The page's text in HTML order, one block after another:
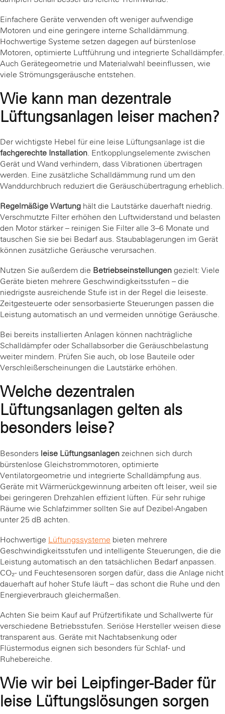
Einfachere Geräte verwenden oft weniger aufwendige
Motoren und eine geringere interne Schalldämmung.
Hochwertige Systeme setzen dagegen auf bürstenlose
Motoren, optimierte Luftführung und integrierte Schalldämpfer.
Auch Gerätegeometrie und Materialwahl beeinflussen, wie
viele Strömungsgeräusche entstehen.
Wie kann man dezentrale
Lüftungsanlagen leiser machen?
Der wichtigste Hebel für eine leise Lüftungsanlage ist die
fachgerechte Installation. Entkopplungselemente zwischen
Gerät und Wand verhindern, dass Vibrationen übertragen
werden. Eine zusätzliche Schalldämmung rund um den
Wanddurchbruch reduziert die Geräuschübertragung erheblich.
Regelmäßige Wartung hält die Lautstärke dauerhaft niedrig.
Verschmutzte Filter erhöhen den Luftwiderstand und belasten
den Motor stärker – reinigen Sie Filter alle 3–6 Monate und
tauschen Sie sie bei Bedarf aus. Staubablagerungen im Gerät
können zusätzliche Geräusche verursachen.
Nutzen Sie außerdem die Betriebseinstellungen gezielt: Viele
Geräte bieten mehrere Geschwindigkeitsstufen – die
niedrigste ausreichende Stufe ist in der Regel die leiseste.
Zeitgesteuerte oder sensorbasierte Steuerungen passen die
Leistung automatisch an und vermeiden unnötige Geräusche.
Bei bereits installierten Anlagen können nachträgliche
Schalldämpfer oder Schallabsorber die Geräuschbelastung
weiter mindern. Prüfen Sie auch, ob lose Bauteile oder
Verschleißerscheinungen die Lautstärke erhöhen.
Welche dezentralen
Lüftungsanlagen gelten als
besonders leise?
Besonders leise Lüftungsanlagen zeichnen sich durch
bürstenlose Gleichstrommotoren, optimierte
Ventilatorgeometrie und integrierte Schalldämpfung aus.
Geräte mit Wärmerückgewinnung arbeiten oft leiser, weil sie
bei geringeren Drehzahlen effizient lüften. Für sehr ruhige
Räume wie Schlafzimmer sollten Sie auf Dezibel-Angaben
unter 25 dB achten.
Hochwertige Lüftungssysteme bieten mehrere
Geschwindigkeitsstufen und intelligente Steuerungen, die die
Leistung automatisch an den tatsächlichen Bedarf anpassen.
CO₂- und Feuchtesensoren sorgen dafür, dass die Anlage nicht
dauerhaft auf hoher Stufe läuft – das schont die Ruhe und den
Energieverbrauch gleichermaßen.
Achten Sie beim Kauf auf Prüfzertifikate und Schallwerte für
verschiedene Betriebsstufen. Seriöse Hersteller weisen diese
transparent aus. Geräte mit Nachtabsenkung oder
Flüstermodus eignen sich besonders für Schlaf- und
Ruhebereiche.
Wie wir bei Leipfinger-Bader für
leise Lüftungslösungen sorgen